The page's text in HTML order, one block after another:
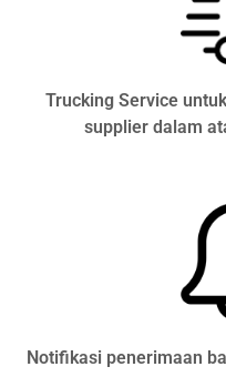
Trucking Service
supplier dalam
Notifikasi penerimaan